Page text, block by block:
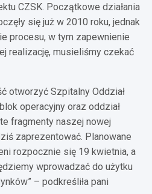
CZSK. Początkowe działania
się już w 2010 roku, jednak
procesu, w tym zapewnienie
realizację, musieliśmy czekać
otworzyć Szpitalny Oddział
operacyjny oraz oddział
fragmenty naszej nowej
zaprezentować. Planowane
rozpocznie się 19 kwietnia, a
wprowadzać do użytku
– podkreśliła pani